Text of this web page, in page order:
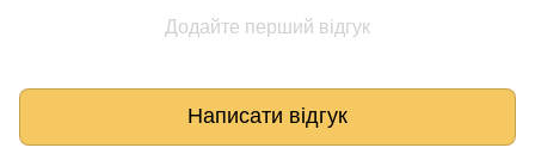
Додайте перший відгук
Написати відгук